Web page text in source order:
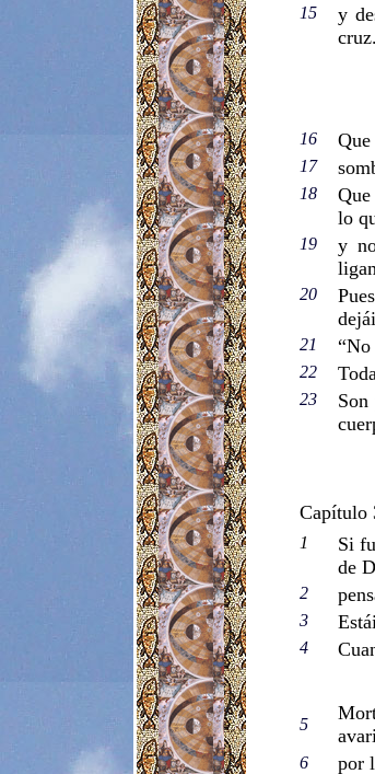
15
y
cruz.
16
17
18
lo
19
y
20
21 “No
22
23
Capítulo
1
Si
de
2
3
4
5
6 por